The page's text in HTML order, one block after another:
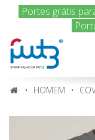
Portes grátis
HOMEM